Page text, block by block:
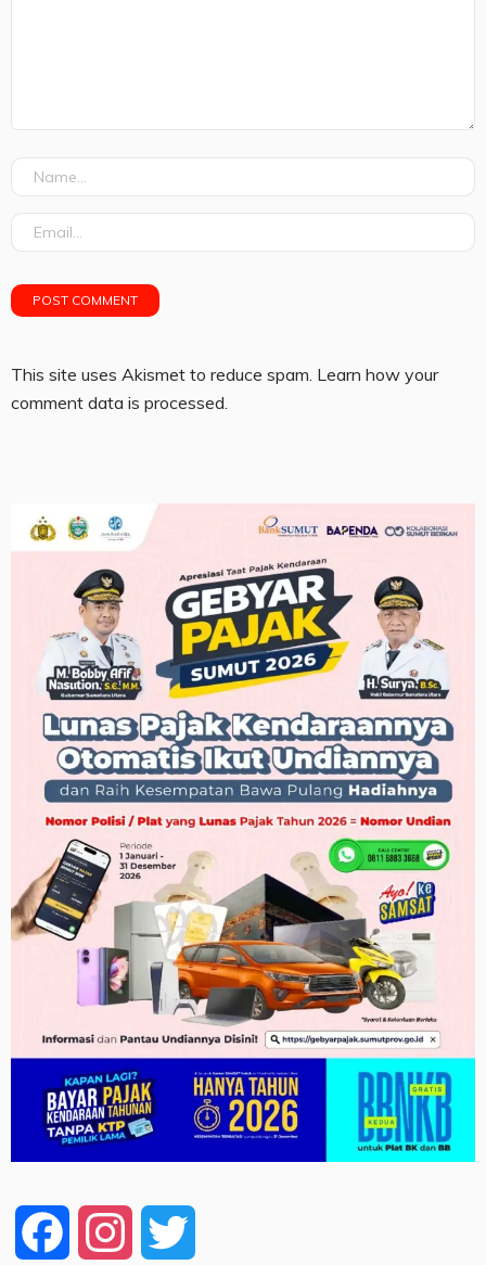
This site uses Akismet to reduce spam. Learn how your
comment data is processed.
Facebook Instagram